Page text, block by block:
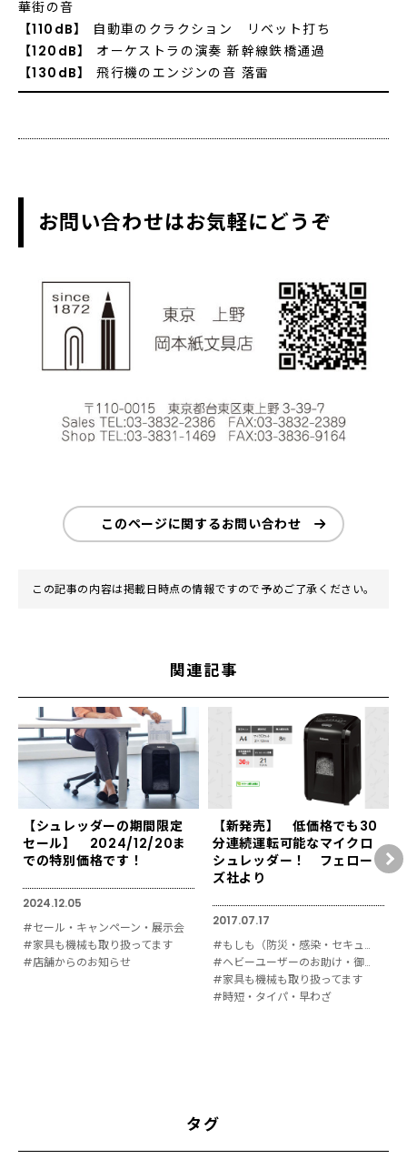
華街の音
【110dB】
自動車のクラクション リベット打ち
【120dB】
オーケストラの演奏 新幹線鉄橋通過
【130dB】
飛行機のエンジンの音 落雷
お問い合わせはお気軽にどうぞ
このページに関するお問い合わせ
この記事の内容は掲載日時点の情報ですので予めご了承ください。
関連記事
【シュレッダーの期間限定
セール】 2024/12/20ま
での特別価格です！
2024.12.05
#セール・キャンペーン・展示会
#家具も機械も取り扱ってます
#店舗からのお知らせ
【新発売】 低価格でも30
分連続運転可能なマイクロ
シュレッダー！ フェロー
ズ社より
2017.07.17
#もしも（防災・感染・セキュリティ対策）
#ヘビーユーザーのお助け・御用達
#家具も機械も取り扱ってます
#時短・タイパ・早わざ
タグ